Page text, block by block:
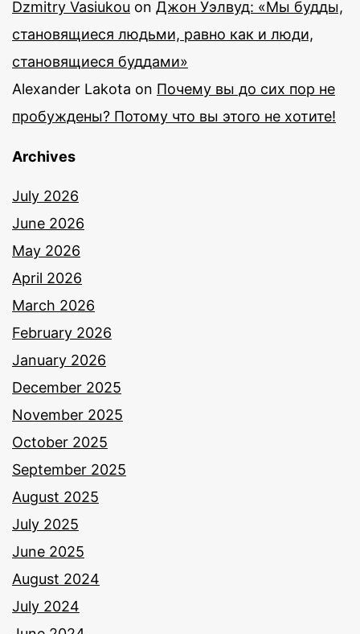
Dzmitry Vasiukou on Джон Уэлвуд: «Мы будды,
становящиеся людьми, равно как и люди,
становящиеся буддами»
Alexander Lakota on Почему вы до сих пор не
пробуждены? Потому что вы этого не хотите!
Archives
July 2026
June 2026
May 2026
April 2026
March 2026
February 2026
January 2026
December 2025
November 2025
October 2025
September 2025
August 2025
July 2025
June 2025
August 2024
July 2024